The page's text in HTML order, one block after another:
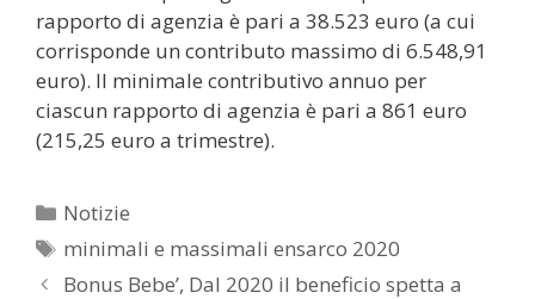
rapporto di agenzia è pari a 38.523 euro (a cui
corrisponde un contributo massimo di 6.548,91
euro). Il minimale contributivo annuo per
ciascun rapporto di agenzia è pari a 861 euro
(215,25 euro a trimestre).
Categorie
Notizie
Tag
minimali e massimali ensarco 2020
Bonus Bebe’, Dal 2020 il beneficio spetta a